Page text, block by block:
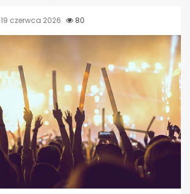
19 czerwca 2026 80